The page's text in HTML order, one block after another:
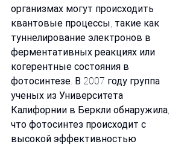
организмах могут происходить
квантовые процессы, такие как
туннелирование электронов в
ферментативных реакциях или
когерентные состояния в
фотосинтезе. В 2007 году группа
ученых из Университета
Калифорнии в Беркли обнаружила,
что фотосинтез происходит с
высокой эффективностью